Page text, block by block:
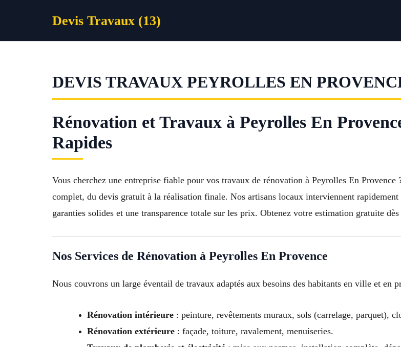
Devis Travaux (13)
DEVIS TRAVAUX PEYROLLES EN
Rénovation et Travaux à Peyrolles En
Rapides
Vous cherchez une entreprise fiable pour vos travaux de rénovation à Peyrolles En
complet, du devis gratuit à la réalisation finale. Nos artisans locaux interviennent
garanties solides et une transparence totale sur les prix. Obtenez votre estimation gratuite
Nos Services de Rénovation à Peyrolles En Provence
Nous couvrons un large éventail de travaux adaptés aux besoins des habitants en ville et en
Rénovation intérieure : peinture, revêtements muraux, sols (carrelage, parquet),
Rénovation extérieure : façade, toiture, ravalement, menuiseries.